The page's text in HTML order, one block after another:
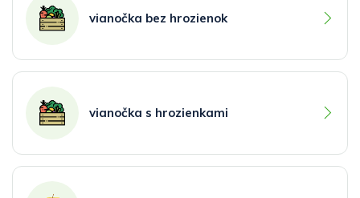
vianočka bez hrozienok
vianočka s hrozienkami